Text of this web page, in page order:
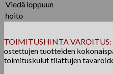
Viedä loppuun
hoito
TOIMITUSHINTA VAROITUS:
ostettujen tuotteiden
toimituskulut tilattujen